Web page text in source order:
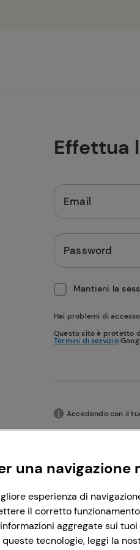
Effettua
Email
Password
Mantieni la
Hai problemi di
Questo sito è protetto
Termini di servizio
Accedendo con il
una navigazione
esperienza di
il corretto
aggregate sui
tecnologie, leggi la